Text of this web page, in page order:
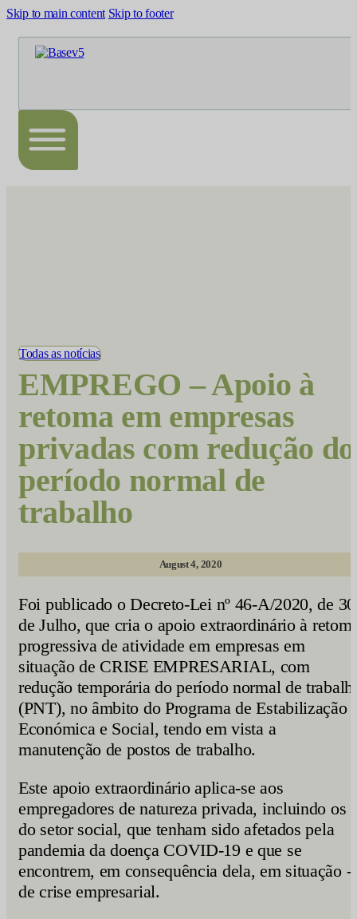
Skip to main content Skip to footer
Todas as notícias
EMPREGO – Apoio à
retoma em empresas
privadas com redução do
período normal de
trabalho
August 4, 2020
Foi publicado o Decreto-Lei nº 46-A/2020, de 30
de Julho, que cria o apoio extraordinário à
progressiva de atividade em empresas em
situação de CRISE EMPRESARIAL, com
redução temporária do período normal de
(PNT), no âmbito do Programa de Estabilização
Económica e Social, tendo em vista a
manutenção de postos de trabalho.
Este apoio extraordinário aplica-se aos
empregadores de natureza privada, incluindo os
do setor social, que tenham sido afetados pela
pandemia da doença COVID-19 e que se
encontrem, em consequência dela, em situação -
de crise empresarial.